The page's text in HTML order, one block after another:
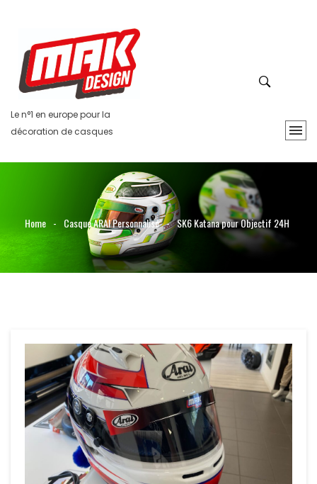
Le n°1 en europe pour la
décoration de casques
Home - Casque ARAI Personnalisé - SK6 Katana pour Objectif 24H